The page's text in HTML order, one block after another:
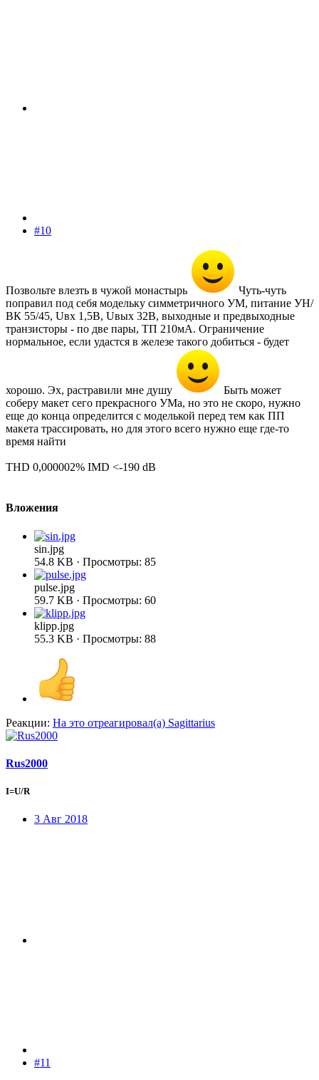
#10
Позвольте влезть в чужой монастырь
Чуть-чуть
поправил под себя модельку симметричного УМ, питание УН/
ВК 55/45, Uвх 1,5В, Uвых 32В, выходные и предвыходные
транзисторы - по две пары, ТП 210мА. Ограничение
нормальное, если удастся в железе такого добиться - будет
хорошо. Эх, растравили мне душу
Быть может
соберу макет сего прекрасного УМа, но это не скоро, нужно
еще до конца определится с моделькой перед тем как ПП
макета трассировать, но для этого всего нужно еще где-то
время найти
THD 0,000002% IMD <-190 dB
Вложения
sin.jpg
54.8 KB · Просмотры: 85
pulse.jpg
59.7 KB · Просмотры: 60
klipp.jpg
55.3 KB · Просмотры: 88
Реакции: На это отреагировал(а) Sagittarius
Rus2000
I=U/R
3 Авг 2018
#11